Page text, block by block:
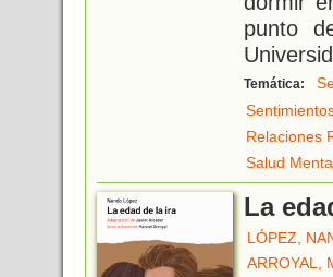
punto
Temática:
Relaciones
Salud
La
LÓPEZ,
ARROYAL,